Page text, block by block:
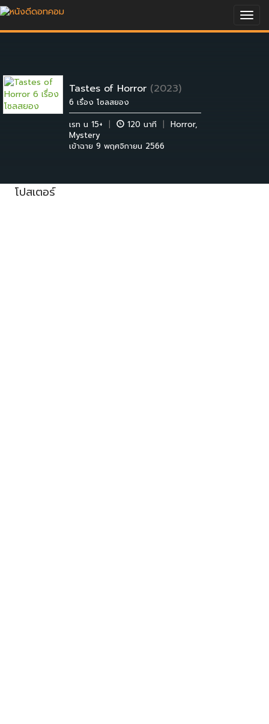
Tastes of Horror (2023)
6 เรื่อง โซลสยอง
เรท น 15+
| 120 นาที | Horror,
Mystery
เข้าฉาย 9 พฤศจิกายน 2566
โปสเตอร์